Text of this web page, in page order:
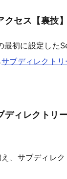
クセス【裏技】
最初に設定した
サブディレクト
ディレクトリ
、サブディレ